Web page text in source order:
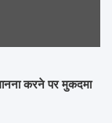
करने पर मुकदमा